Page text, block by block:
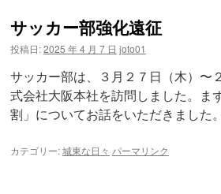
サッカー部強化遠征
投稿日:2025 年 4 月 7 日 joto01
サッカー部は、３月２７日（木）〜
式会社大阪本社を訪問しました。ま
割」についてお話をいただきました
カテゴリー:城東な日々 パーマリンク